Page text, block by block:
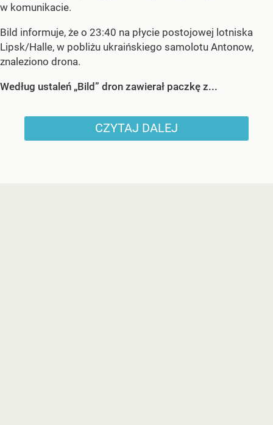
w komunikacie.
Bild informuje, że o 23:40 na płycie postojowej lotniska
Lipsk/Halle, w pobliżu ukraińskiego samolotu Antonow,
znaleziono drona.
Według ustaleń „Bild” dron zawierał paczkę z...
CZYTAJ DALEJ